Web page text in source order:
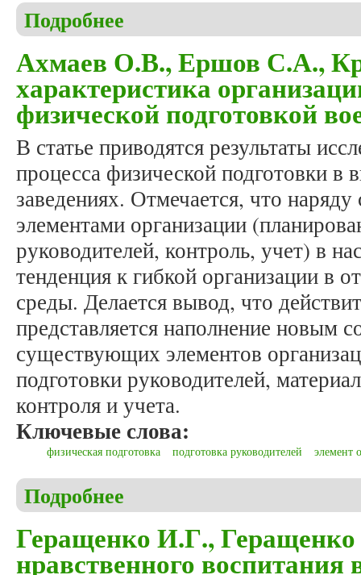
Подробнее
Ахмаев О.В., Ершов С.А.,
характеристика
физической подготовкой
В статье приводятся результаты
процесса физической подготовки
заведениях. Отмечается, что
элементами организации
руководителей, контроль, учет) в
тенденция к гибкой организации в
среды. Делается вывод, что
представляется наполнение новым
существующих элементов
подготовки руководителей,
контроля и учета.
Ключевые слова:
физическая подготовка подготовка руководителей элемент
Подробнее
Геращенко И.Г.,
нравственного